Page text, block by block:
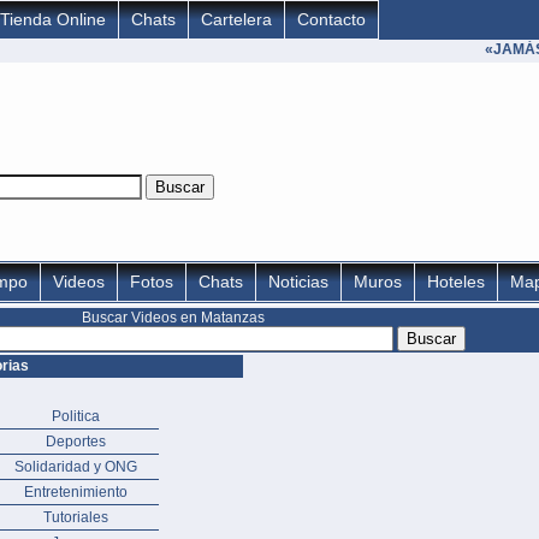
Tienda Online Chats Cartelera Contacto
Videos Fotos Chats Noticias Muros Hoteles
Buscar Videos en Matanzas
Politica
Deportes
Solidaridad y ONG
Entretenimiento
Tutoriales